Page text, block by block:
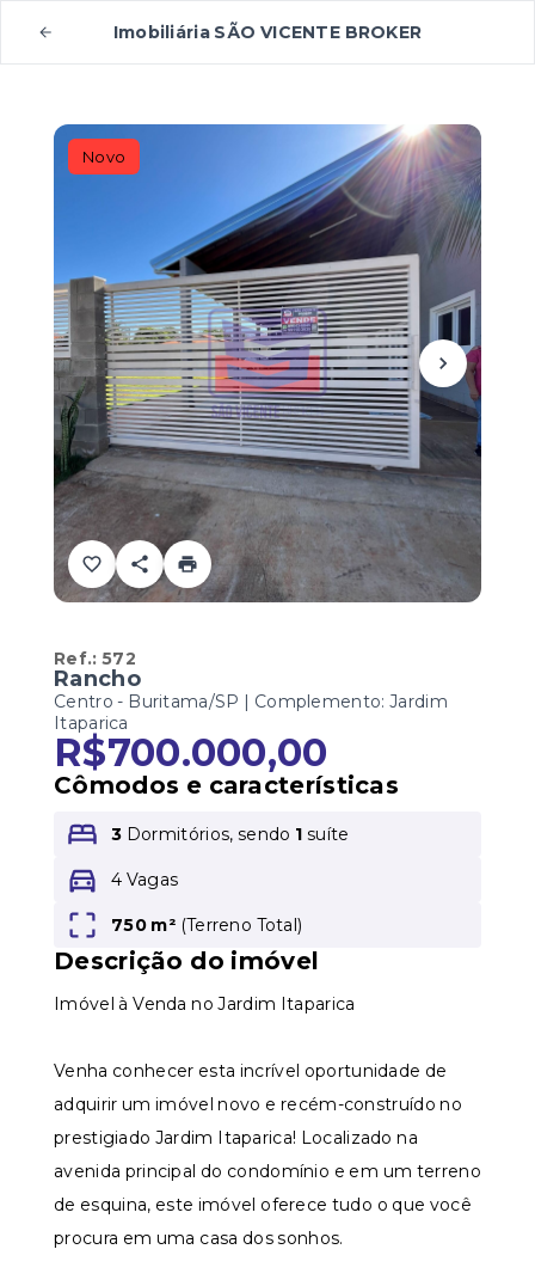
Imobiliária SÃO VICENTE BROKER
Novo
Ref.:572
Rancho
Centro - Buritama/SP | Complemento: Jardim
Itaparica
R$700.000,00
Cômodos e características
3 Dormitórios, sendo 1 suíte
4 Vagas
750 m² (Terreno Total)
Descrição do imóvel
Imóvel à Venda no Jardim Itaparica
Venha conhecer esta incrível oportunidade de
adquirir um imóvel novo e recém-construído no
prestigiado Jardim Itaparica! Localizado na
avenida principal do condomínio e em um terreno
de esquina, este imóvel oferece tudo o que você
procura em uma casa dos sonhos.